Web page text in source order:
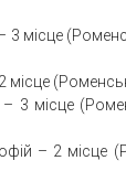
3 місце
місце
– 3 місце
– 2 місце